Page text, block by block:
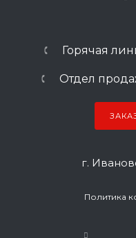
Горячая
Отдел
г.
Политика